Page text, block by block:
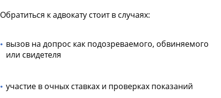
Обратиться к адвокату стоит в случаях:
вызов на допрос как подозреваемого, обвиняемого
или свидетеля
участие в очных ставках и проверках показаний